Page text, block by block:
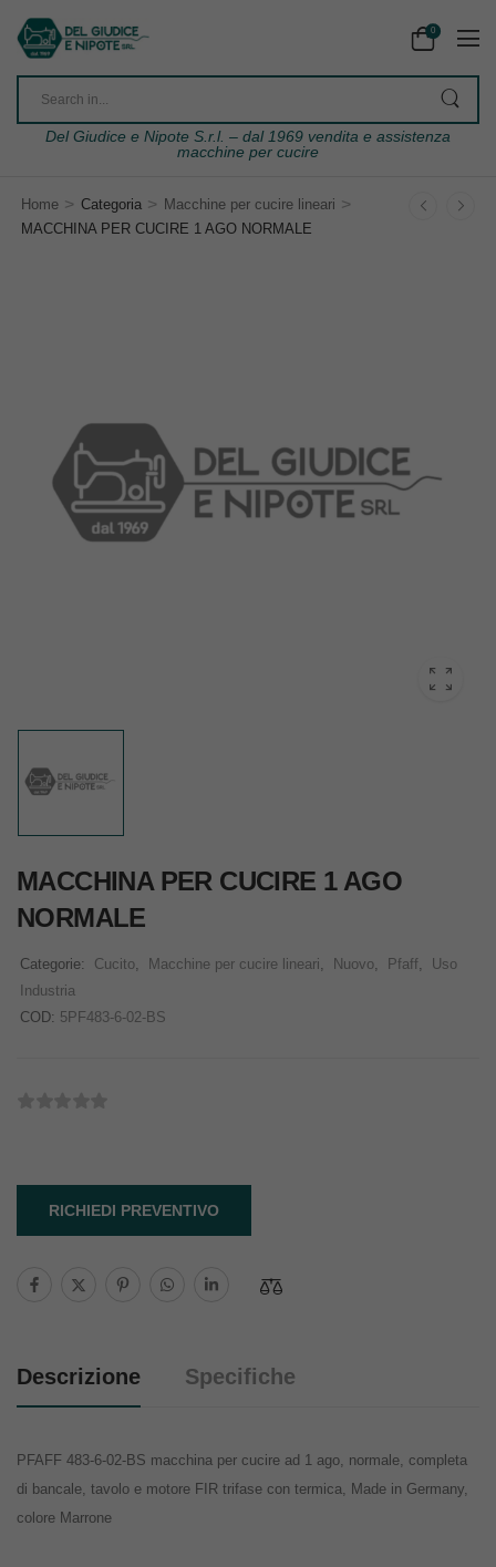
0
Del Giudice e Nipote S.r.l. – dal 1969 vendita e assistenza
macchine per cucire
Home > Categoria > Macchine per cucire lineari >
MACCHINA PER CUCIRE 1 AGO NORMALE
MACCHINA PER CUCIRE 1 AGO
NORMALE
Categorie: Cucito, Macchine per cucire lineari, Nuovo, Pfaff,
Uso
Industria
COD: 5PF483-6-02-BS
RICHIEDI PREVENTIVO
Descrizione Specifiche
PFAFF 483-6-02-BS macchina per cucire ad 1 ago, normale, completa
di bancale, tavolo e motore FIR trifase con termica, Made in Germany,
colore Marrone